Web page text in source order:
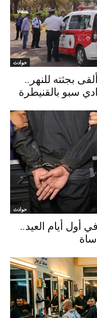
حوادث
بجثته للنهر..
سبو بالقنيطرة
حوادث
أول أيام العيد..